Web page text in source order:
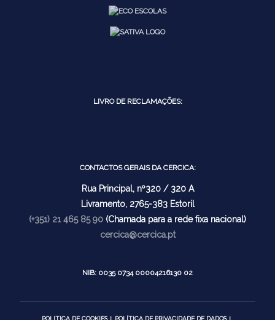
LIVRO DE RECLAMAÇÕES:
CONTACTOS GERAIS DA CERCICA:
Rua Principal, nº320 / 320 A
Livramento, 2765-383 Estoril
(+351) 21 465 85 90 (Chamada para a rede fixa nacional)
cercica@cercica.pt
NIB: 0035 0734 00004216130 02
POLITICA DE COOKIES POLÍTICA DE PRIVACIDADE DE DADOS